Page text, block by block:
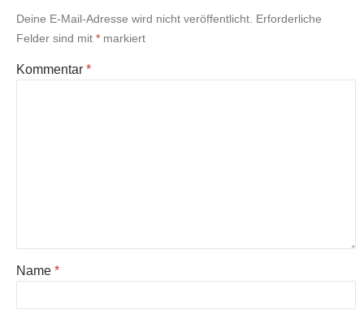
Deine E-Mail-Adresse wird nicht veröffentlicht. Erforderliche
Felder sind mit * markiert
Kommentar *
Name *